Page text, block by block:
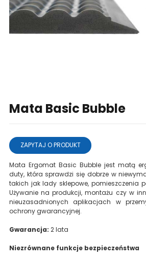
Mata Basic Bubble
ZAPYTAJ O PRODUKT
Mata Ergomat Basic Bubble jest matą
duty, która sprawdzi się dobrze w
takich jak lady sklepowe, pomieszczenia
Używanie na produkcji, montażu czy w
nieuzasadnionych aplikacjach w
ochrony gwarancyjnej.
Gwarancja: 2 lata
Niezrównane funkcje bezpieczeństwa